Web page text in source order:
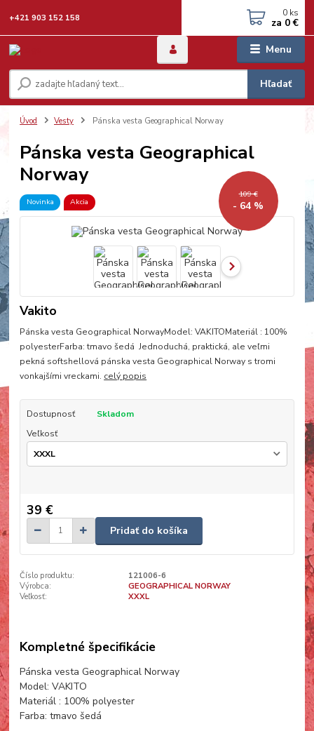
Menu
Hľadať
+421 903 152 158 0 ks
za 0 €
Úvod Vesty Pánska vesta Geographical Norway
Pánska vesta Geographical
Norway
Novinka Akcia
109 €
- 64 %
Vakito
Pánska vesta Geographical NorwayModel: VAKITOMateriál : 100%
polyesterFarba: tmavo šedá Jednoduchá, praktická, ale veľmi
pekná softshellová pánska vesta Geographical Norway s tromi
vonkajšími vreckami. celý popis
Dostupnosť
Skladom
Veľkosť
39 €
Pridať do košíka
Číslo produktu:
121006-6
Výrobca:
GEOGRAPHICAL NORWAY
Veľkosť:
XXXL
Kompletné špecifikácie
Pánska vesta Geographical Norway
Model: VAKITO
Materiál : 100% polyester
Farba: tmavo šedá